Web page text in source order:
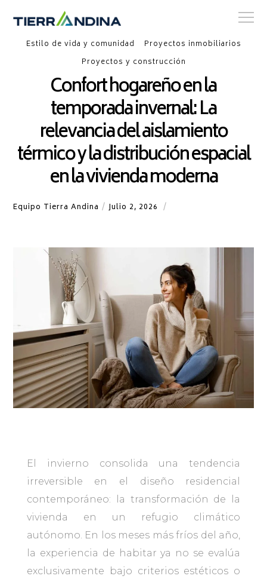
Estilo de vida y comunidad
Proyectos inmobiliarios
Proyectos y construcción
Confort hogareño en la
temporada invernal: La
relevancia del aislamiento
térmico y la distribución espacial
en la vivienda moderna
Equipo Tierra Andina
Julio 2, 2026
El invierno consolida una tendencia
irreversible en el diseño residencial
contemporáneo: la transformación de la
vivienda en un refugio climático
autónomo. En los meses más fríos del año,
la experiencia de habitar ya no se evalúa
exclusivamente bajo criterios estéticos o